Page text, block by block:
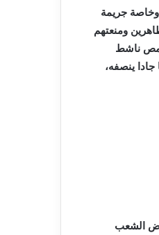
جريمة
ومنعتهم
ناشط
ينصفه،
الشعب